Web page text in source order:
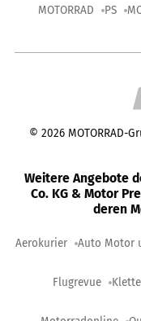
MOTORRAD PS
© 2026 MOTORRAD-
Weitere Angebote
Co. KG & Motor
deren
Aerokurier Auto Motor
Flugrevue